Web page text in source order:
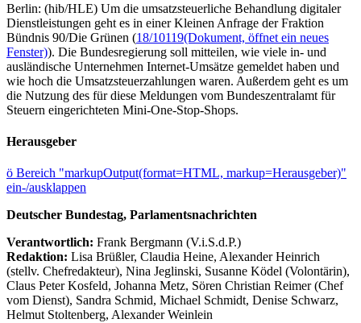
Berlin: (hib/HLE) Um die umsatzsteuerliche Behandlung digitaler
Dienstleistungen geht es in einer Kleinen Anfrage der Fraktion
Bündnis 90/Die Grünen (18/10119(Dokument, öffnet ein neues
Fenster)). Die Bundesregierung soll mitteilen, wie viele in- und
ausländische Unternehmen Internet-Umsätze gemeldet haben und
wie hoch die Umsatzsteuerzahlungen waren. Außerdem geht es um
die Nutzung des für diese Meldungen vom Bundeszentralamt für
Steuern eingerichteten Mini-One-Stop-Shops.
Herausgeber
ö Bereich "markupOutput(format=HTML, markup=Herausgeber)"
ein-/ausklappen
Deutscher Bundestag, Parlamentsnachrichten
Verantwortlich: Frank Bergmann (V.i.S.d.P.)
Redaktion: Lisa Brüßler, Claudia Heine, Alexander Heinrich
(stellv. Chefredakteur), Nina Jeglinski, Susanne Ködel (Volontärin),
Claus Peter Kosfeld, Johanna Metz, Sören Christian Reimer (Chef
vom Dienst), Sandra Schmid, Michael Schmidt, Denise Schwarz,
Helmut Stoltenberg, Alexander Weinlein